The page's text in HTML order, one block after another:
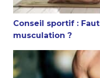
Conseil sportif :
musculation ?
Est-ce que la